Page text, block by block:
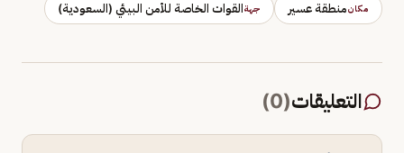
مكانمنطقة عسير جهةالقوات الخاصة للأمن البيئي (السعودية)
التعليقات(
0
)